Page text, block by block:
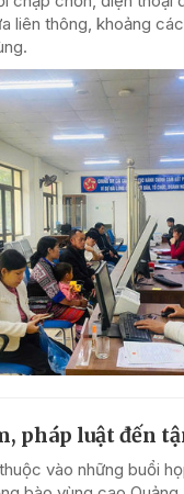
liên thông, khoảng
pháp luật đến
vào những buổi